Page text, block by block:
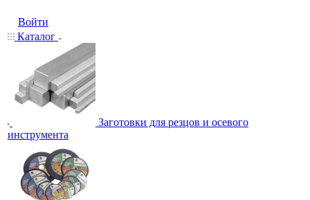
Войти
Каталог
Заготовки для резцов и осевого
инструмента